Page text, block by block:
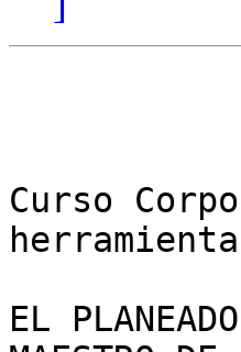
Curso
EL